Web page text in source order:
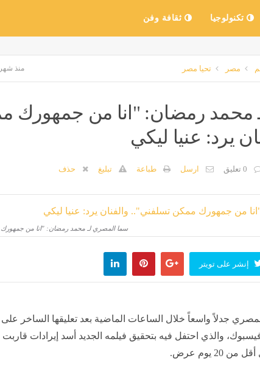
تكنولوجيا ثقافة وفن
مصر تحيا مصر منذ شهرين
محمد رمضان: "انا من جمهورك
يرد: عنيا ليكي
0 تعليق ارسل طباعة تبليغ حذف
سما المصري لـ محمد رمضان: "انا من جمهورك
إنشر على تويتر
جدلاً واسعاً خلال الساعات الماضية بعد تعليقها الساخر
يوم عرض.